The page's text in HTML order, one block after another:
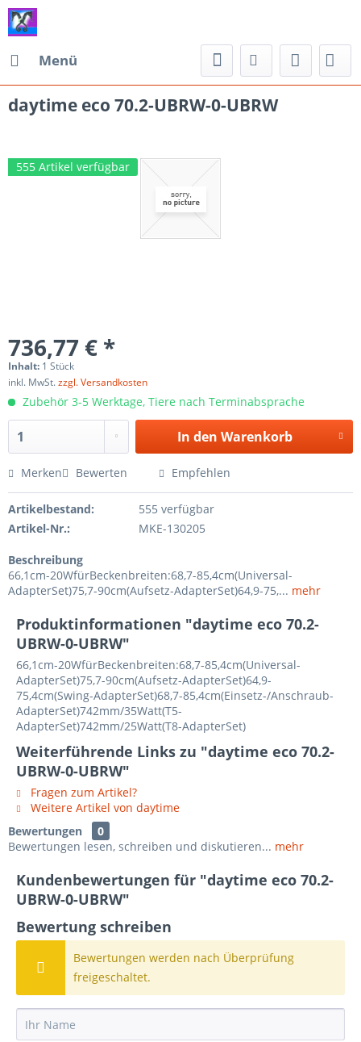
Menü
daytime eco 70.2-UBRW-0-UBRW
555 Artikel verfügbar
736,77 € *
Inhalt: 1 Stück
inkl. MwSt.zzgl. Versandkosten
Zubehör 3-5 Werktage, Tiere nach Terminabsprache
In den Warenkorb
Merken Bewerten Empfehlen
Artikelbestand:
555 verfügbar
Artikel-Nr.:
MKE-130205
Beschreibung
66,1cm-20WfürBeckenbreiten:68,7-85,4cm(Universal-
AdapterSet)75,7-90cm(Aufsetz-AdapterSet)64,9-75,... mehr
Produktinformationen "daytime eco 70.2-
UBRW-0-UBRW"
66,1cm-20WfürBeckenbreiten:68,7-85,4cm(Universal-
AdapterSet)75,7-90cm(Aufsetz-AdapterSet)64,9-
75,4cm(Swing-AdapterSet)68,7-85,4cm(Einsetz-/Anschraub-
AdapterSet)742mm/35Watt(T5-
AdapterSet)742mm/25Watt(T8-AdapterSet)
Weiterführende Links zu "daytime eco 70.2-
UBRW-0-UBRW"
Fragen zum Artikel?
Weitere Artikel von daytime
Bewertungen
0
Bewertungen lesen, schreiben und diskutieren... mehr
Kundenbewertungen für "daytime eco 70.2-
UBRW-0-UBRW"
Bewertung schreiben
Bewertungen werden nach Überprüfung
freigeschaltet.